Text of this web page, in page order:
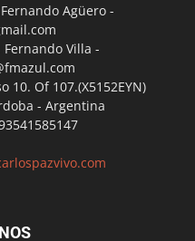
Agüero -
Villa -
10. Of 107.(X5152EYN)
- Argentina